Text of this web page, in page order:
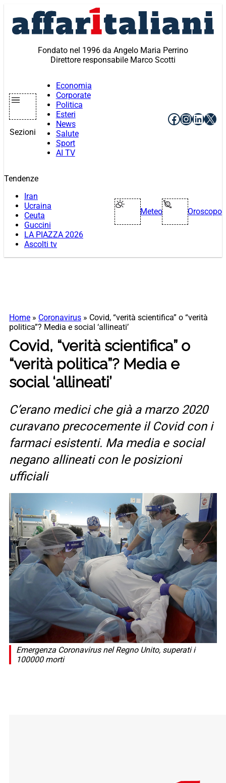
contenuto
Fondato nel 1996 da Angelo Maria Perrino
Direttore responsabile Marco Scotti
Sezioni
Economia
Corporate
Politica
Esteri
News
Salute
Sport
AI TV
Facebook
X
Tendenze
Iran
Ucraina
Ceuta
Guccini
LA PIAZZA 2026
Ascolti tv
Meteo Oroscopo
Home » Coronavirus » Covid, “verità scientifica” o “verità
politica”? Media e social ‘allineati’
Covid, “verità scientifica” o
“verità politica”? Media e
social ‘allineati’
C’erano medici che già a marzo 2020
curavano precocemente il Covid con i
farmaci esistenti. Ma media e social
negano allineati con le posizioni
ufficiali
Emergenza Coronavirus nel Regno Unito, superati i
100000 morti